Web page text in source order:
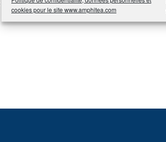
cookies pour le site www.amphitea.com
(MSA)